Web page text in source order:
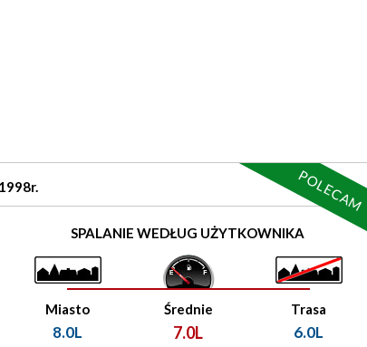
SPALANIE WEDŁUG UŻYTKOWNIKA
Miasto
8.0L
Średnie
7.0L
Trasa
6.0L
POLECAM